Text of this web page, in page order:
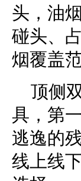
头，油
碰头、
烟覆盖
顶侧
具，第
逃逸的
线上线